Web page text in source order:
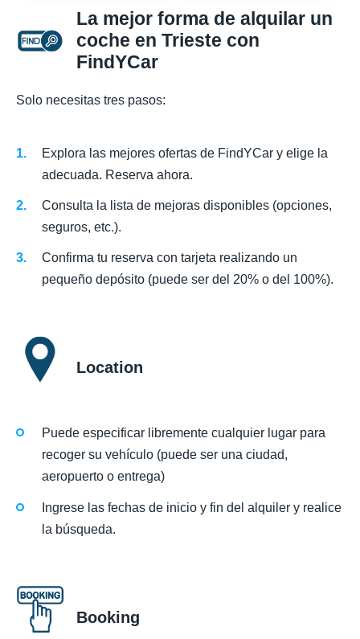
La mejor forma de alquilar un
coche en Trieste con
FindYCar
Solo necesitas tres pasos:
Explora las mejores ofertas de FindYCar y elige la
adecuada. Reserva ahora.
Consulta la lista de mejoras disponibles (opciones,
seguros, etc.).
Confirma tu reserva con tarjeta realizando un
pequeño depósito (puede ser del 20% o del 100%).
Location
Puede especificar libremente cualquier lugar para
recoger su vehículo (puede ser una ciudad,
aeropuerto o entrega)
Ingrese las fechas de inicio y fin del alquiler y realice
la búsqueda.
Booking